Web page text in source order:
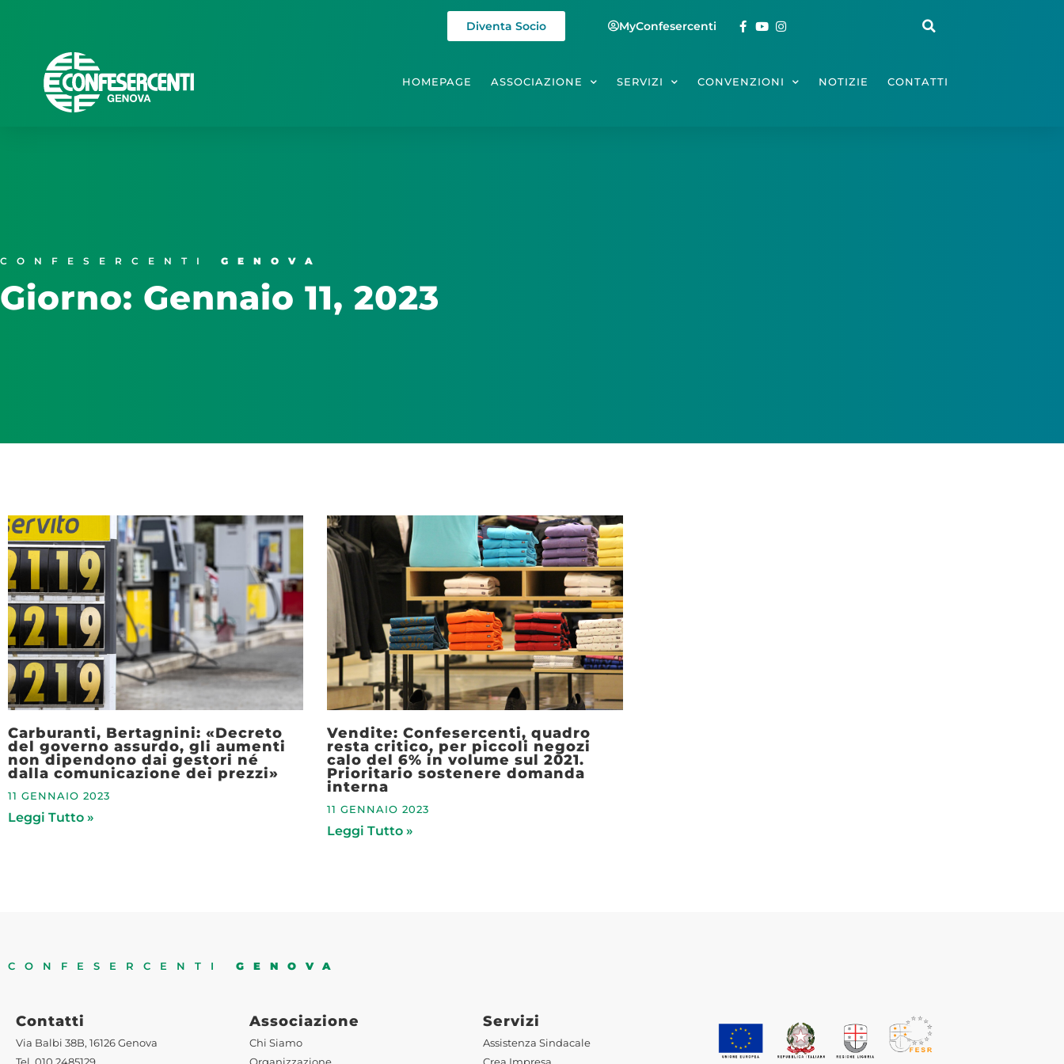
Diventa Socio MyConfesercenti
HOMEPAGE ASSOCIAZIONE SERVIZI CONVENZIONI NOTIZIE CONTATTI
CONFESERCENTI GENOVA
Giorno: Gennaio 11, 2023
Carburanti, Bertagnini: «Decreto
del governo assurdo, gli aumenti
non dipendono dai gestori né
dalla comunicazione dei prezzi»
11 GENNAIO 2023
Leggi Tutto »
Vendite: Confesercenti, quadro
resta critico, per piccoli negozi
calo del 6% in volume sul 2021.
Prioritario sostenere domanda
interna
11 GENNAIO 2023
Leggi Tutto »
CONFESERCENTI GENOVA
Contatti
Via Balbi 38B, 16126 Genova
Associazione
Chi Siamo
Servizi
Assistenza Sindacale